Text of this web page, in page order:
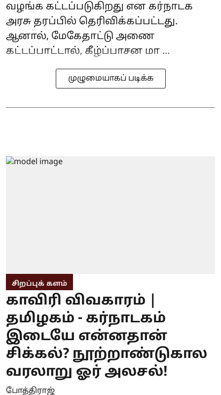
வழங்க கட்டப்படுகிறது என கர்நாடக
அரசு தரப்பில் தெரிவிக்கப்பட்டது.
ஆனால், மேகேதாட்டு அணை
கட்டப்பாட்டால், கீழ்ப்பாசன மா ...
முழுமையாகப் படிக்க
சிறப்புக் களம்
காவிரி விவகாரம் |
தமிழகம் - கர்நாடகம்
இடையே என்னதான்
சிக்கல்? நூற்றாண்டுகால
வரலாறு ஓர் அலசல்!
போத்திராஜ்